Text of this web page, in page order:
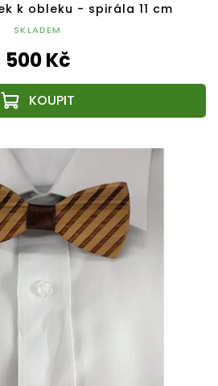
k obleku - spirála 11 cm
SKLADEM
500 Kč